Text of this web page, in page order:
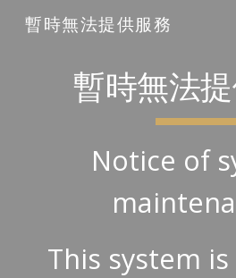
Skip to main content
暫時無法提供服務
暫時無法
Notice of
This system